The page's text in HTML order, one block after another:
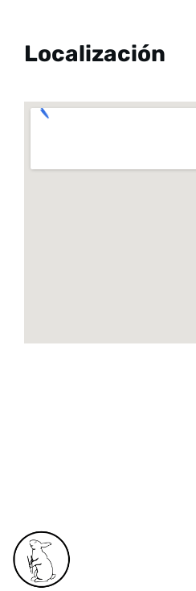
Localización